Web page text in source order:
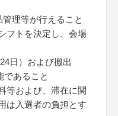
理等が行えること
フトを決定し、会場
日）および搬出
であること
等および、滞在に関
は入選者の負担とす